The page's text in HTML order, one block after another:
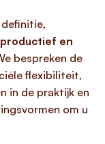
productief en
bespreken de
flexibiliteit,
in de praktijk en
om u